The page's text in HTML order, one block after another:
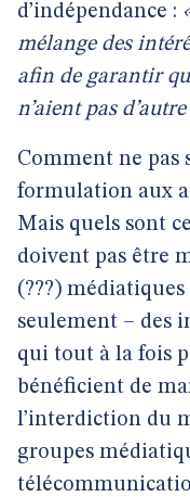
d’indépendance :
mélange des
afin de garantir
n’aient pas
Comment ne pas
formulation aux
Mais quels sont
doivent pas être
(???) médiatiques
seulement – des
qui tout à la fois
bénéficient de
l’interdiction du
groupes